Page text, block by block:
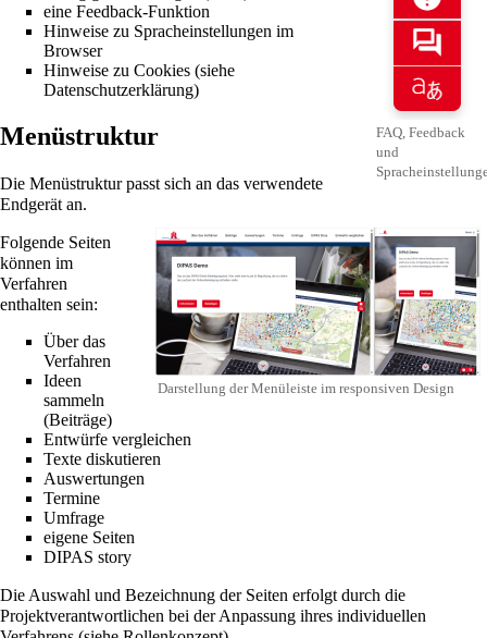
FAQ, Feedback
und
eine Feedback-Funktion
Hinweise zu Spracheinstellungen im
Browser
Hinweise zu Cookies (siehe
Datenschutzerklärung)
Menüstruktur
Darstellung der Menüleiste im responsiven Design
Die Menüstruktur passt sich an das verwendete
Endgerät an.
Folgende Seiten
können im
Verfahren
enthalten sein:
Über das
Verfahren
Ideen
sammeln
(Beiträge)
Entwürfe vergleichen
Texte diskutieren
Auswertungen
Termine
Umfrage
eigene Seiten
DIPAS story
Die Auswahl und Bezeichnung der Seiten erfolgt durch die
Projektverantwortlichen bei derAnpassung ihres individuellen